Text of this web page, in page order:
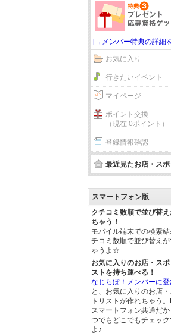
[→メンバー特典の詳細
お気に入り
行きたいイベント
マイページ
ポイント交換
（現在 0ポイント）
登録情報確認
最近見たお店・スポ
スマートフォン版
クチコミ数順で並び替え
ちゃう！
モバイル端末での検索結
チコミ数順で並び替えが
ゃうよ☆
お気に入りのお店・スポ
ストを持ち運べる！
なじらぼ！メンバーに
と、お気に入りのお店・
トリストが作れちゃう。
スマートフォン共通だ
つでもどこでもチェック
よ♪